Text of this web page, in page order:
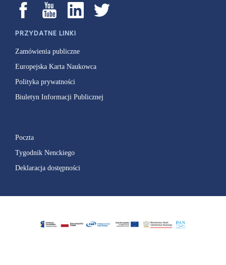
PRZYDATNE LINKI
Zamówienia publiczne
Europejska Karta Naukowca
Polityka prywatności
Biuletyn Informacji Publicznej
Poczta
Tygodnik Nenckiego
Deklaracja dostępności